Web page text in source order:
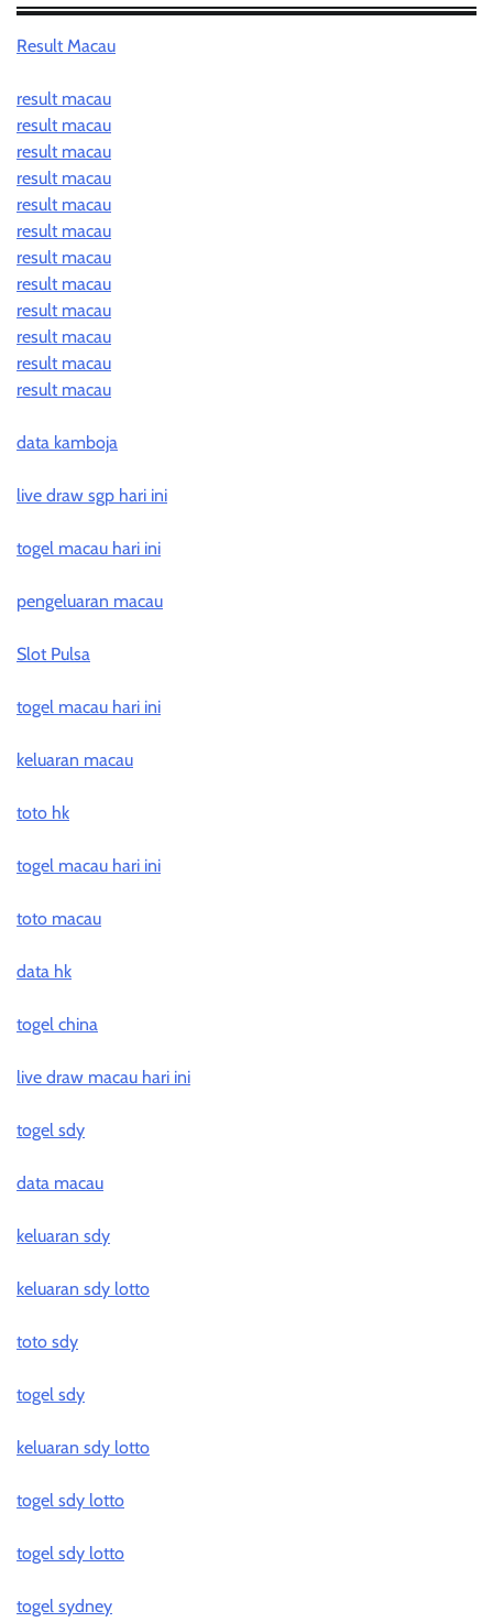
Result Macau
result macau
result macau
result macau
result macau
result macau
result macau
result macau
result macau
result macau
result macau
result macau
result macau
data kamboja
live draw sgp hari ini
togel macau hari ini
pengeluaran macau
Slot Pulsa
togel macau hari ini
keluaran macau
toto hk
togel macau hari ini
toto macau
data hk
togel china
live draw macau hari ini
togel sdy
data macau
keluaran sdy
keluaran sdy lotto
toto sdy
togel sdy
keluaran sdy lotto
togel sdy lotto
togel sdy lotto
togel sydney